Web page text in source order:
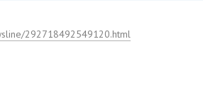
292718492549120.html